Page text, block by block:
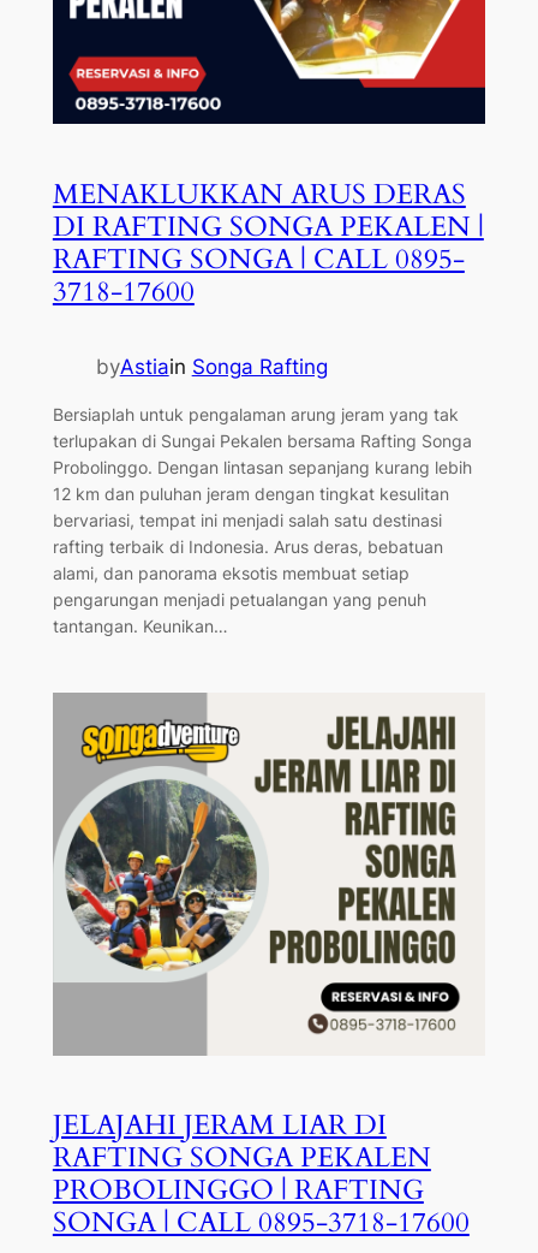
MENAKLUKKAN ARUS DERAS
DI RAFTING SONGA PEKALEN |
RAFTING SONGA | CALL 0895-
3718-17600
byAstiain Songa Rafting
Bersiaplah untuk pengalaman arung jeram yang tak
terlupakan di Sungai Pekalen bersama Rafting Songa
Probolinggo. Dengan lintasan sepanjang kurang lebih
12 km dan puluhan jeram dengan tingkat kesulitan
bervariasi, tempat ini menjadi salah satu destinasi
rafting terbaik di Indonesia. Arus deras, bebatuan
alami, dan panorama eksotis membuat setiap
pengarungan menjadi petualangan yang penuh
tantangan. Keunikan…
JELAJAHI JERAM LIAR DI
RAFTING SONGA PEKALEN
PROBOLINGGO | RAFTING
SONGA | CALL 0895-3718-17600